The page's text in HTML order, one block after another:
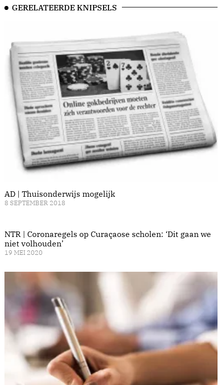
GERELATEERDE KNIPSELS
AD | Thuisonderwijs mogelijk
8 SEPTEMBER 2018
NTR | Coronaregels op Curaçaose scholen: ‘Dit gaan we
niet volhouden’
19 MEI 2020